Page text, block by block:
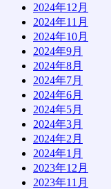
2024年12月
2024年11月
2024年10月
2024年9月
2024年8月
2024年7月
2024年6月
2024年5月
2024年3月
2024年2月
2024年1月
2023年12月
2023年11月